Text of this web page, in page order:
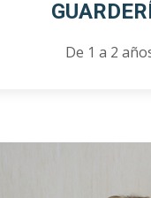
De 1 a 2